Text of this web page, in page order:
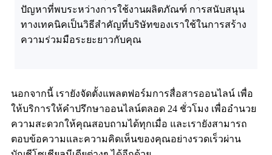
ปัญหาที่พบระหว่างการใช้งานผลิตภัณฑ์ การสนับสนุน
ทางเทคนิคเป็นวิธีสำคัญที่บริษัทของเราใช้ในการสร้าง
ความร่วมมือระยะยาวกับคุณ
นอกจากนี้ เรายังจัดตั้งแพลตฟอร์มการสื่อสารออนไลน์ เพื่อ
ให้บริการให้คำปรึกษาออนไลน์ตลอด 24 ชั่วโมง เพื่ออำนวย
ความสะดวกให้คุณสอบถามได้ทุกเมื่อ และเรายังสามารถ
ตอบข้อความและความคิดเห็นของคุณอย่างรวดเร็วผ่าน